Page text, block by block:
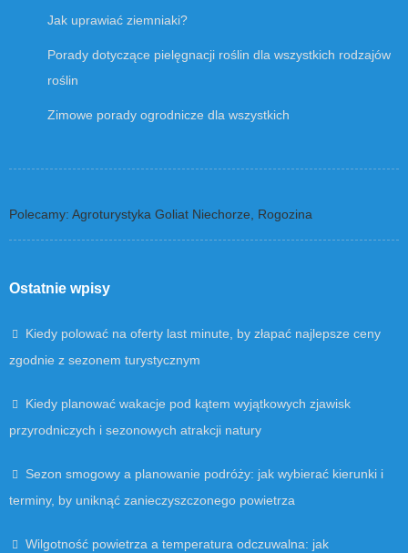
Jak uprawiać ziemniaki?
Porady dotyczące pielęgnacji roślin dla wszystkich rodzajów
roślin
Zimowe porady ogrodnicze dla wszystkich
Polecamy: Agroturystyka Goliat Niechorze, Rogozina
Ostatnie wpisy
Kiedy polować na oferty last minute, by złapać najlepsze ceny
zgodnie z sezonem turystycznym
Kiedy planować wakacje pod kątem wyjątkowych zjawisk
przyrodniczych i sezonowych atrakcji natury
Sezon smogowy a planowanie podróży: jak wybierać kierunki i
terminy, by uniknąć zanieczyszczonego powietrza
Wilgotność powietrza a temperatura odczuwalna: jak